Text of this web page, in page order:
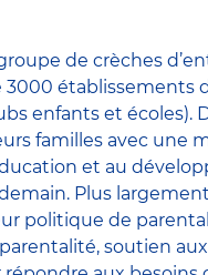
de crèches
établissements
enfants et écoles).
familles avec une
et au
Plus
politique de
soutien